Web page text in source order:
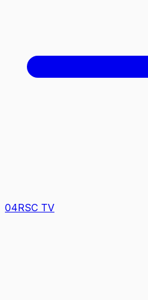
04RSC TV